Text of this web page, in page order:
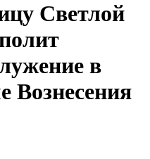
Светлой
в
Вознесения